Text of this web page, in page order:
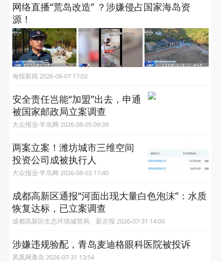
网络直播“荒岛改造” ？涉嫌侵占国家海岛资
源！
海报新闻 2026-08-07 17:02
安全责任岂能“加盟”出去，申通
被国家邮政局立案调查
大众报业·半岛网 2026-08-05 09:39
两案立案！潍坊城市三维空间
投资公司成被执行人
大众报业·半岛网 2026-08-03 17:40
成都高新区通报“河面出现大量白色泡沫”：水质
恢复达标，已立案调查
成都高新区生态环境城管局、新京报 2026-07-31 14:00
涉嫌违规验配，青岛麦迪格眼科医院被投诉
凤凰网青岛 2026-07-31 13:54